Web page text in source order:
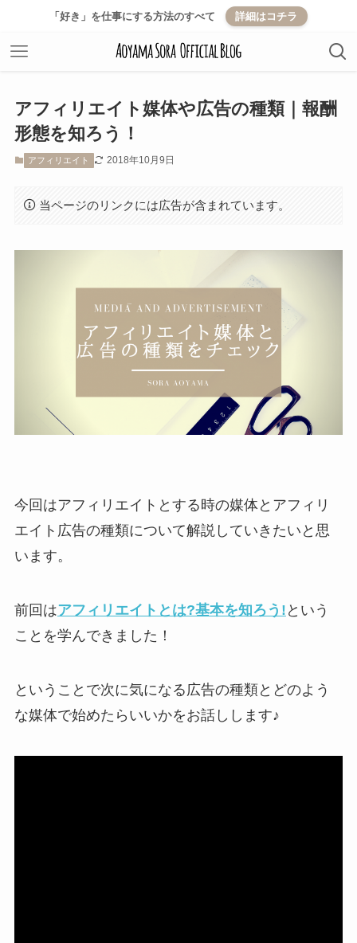
「好き」を仕事にする方法のすべて 詳細はコチラ
アフィリエイト媒体や広告の種類｜報酬
形態を知ろう！
アフィリエイト 2018年10月9日
当ページのリンクには広告が含まれています。
今回はアフィリエイトとする時の媒体とアフィリ
エイト広告の種類について解説していきたいと思
います。
前回はアフィリエイトとは?基本を知ろう! という
ことを学んできました！
ということで次に気になる広告の種類とどのよう
な媒体で始めたらいいかをお話しします♪